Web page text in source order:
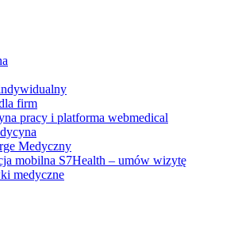
firm
pracy i platforma webmedical
Medyczny
mobilna S7Health – umów wizytę
medyczne